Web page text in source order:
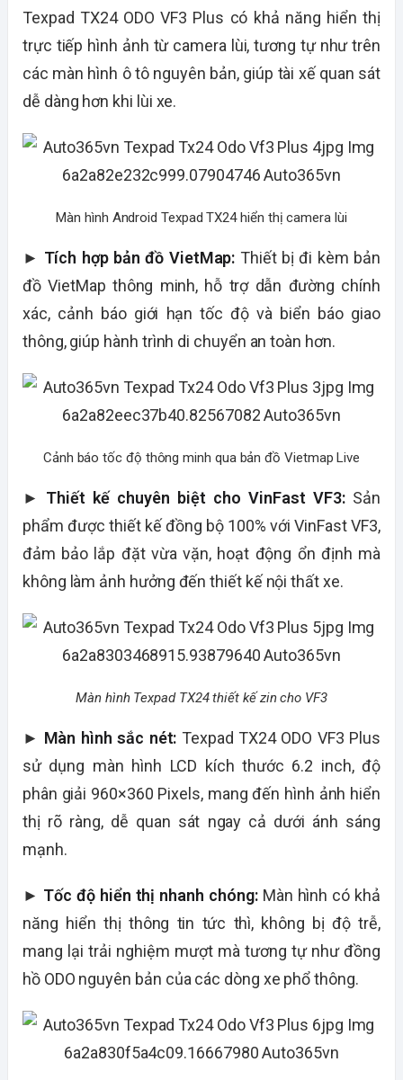
Texpad TX24 ODO VF3 Plus có khả năng hiển thị
trực tiếp hình ảnh từ camera lùi, tương tự như trên
các màn hình ô tô nguyên bản, giúp tài xế quan sát
dễ dàng hơn khi lùi xe.
Màn hình Android Texpad TX24 hiển thị camera lùi
► Tích hợp bản đồ VietMap: Thiết bị đi kèm bản
đồ VietMap thông minh, hỗ trợ dẫn đường chính
xác, cảnh báo giới hạn tốc độ và biển báo giao
thông, giúp hành trình di chuyển an toàn hơn.
Cảnh báo tốc độ thông minh qua bản đồ Vietmap Live
► Thiết kế chuyên biệt cho VinFast VF3:Sản
phẩm được thiết kế đồng bộ 100% với VinFast VF3,
đảm bảo lắp đặt vừa vặn, hoạt động ổn định mà
không làm ảnh hưởng đến thiết kế nội thất xe.
Màn hình Texpad TX24 thiết kế zin cho VF3
► Màn hình sắc nét: Texpad TX24 ODO VF3 Plus
sử dụng màn hình LCD kích thước 6.2 inch, độ
phân giải 960×360 Pixels, mang đến hình ảnh hiển
thị rõ ràng, dễ quan sát ngay cả dưới ánh sáng
mạnh.
► Tốc độ hiển thị nhanh chóng:Màn hình có khả
năng hiển thị thông tin tức thì, không bị độ trễ,
mang lại trải nghiệm mượt mà tương tự như đồng
hồ ODO nguyên bản của các dòng xe phổ thông.